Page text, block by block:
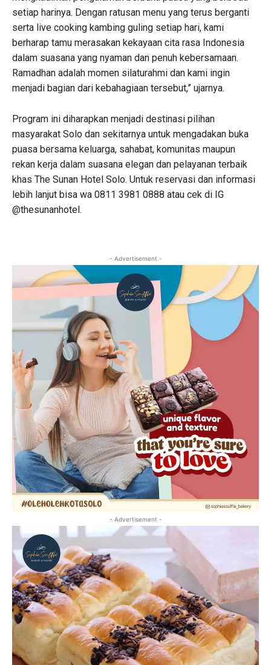
setiap harinya. Dengan ratusan menu yang terus berganti
serta live cooking kambing guling setiap hari, kami
berharap tamu merasakan kekayaan cita rasa Indonesia
dalam suasana yang nyaman dan penuh kebersamaan.
Ramadhan adalah momen silaturahmi dan kami ingin
menjadi bagian dari kebahagiaan tersebut,” ujarnya.
Program ini diharapkan menjadi destinasi pilihan
masyarakat Solo dan sekitarnya untuk mengadakan buka
puasa bersama keluarga, sahabat, komunitas maupun
rekan kerja dalam suasana elegan dan pelayanan terbaik
khas The Sunan Hotel Solo. Untuk reservasi dan informasi
lebih lanjut bisa wa 0811 3981 0888 atau cek di IG
@thesunanhotel.
- Advertisement -
- Advertisement -